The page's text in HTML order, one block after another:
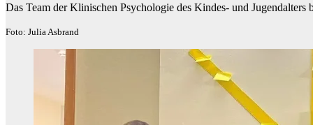
Das Team der Klinischen Psychologie des Kindes- und
Foto: Julia Asbrand